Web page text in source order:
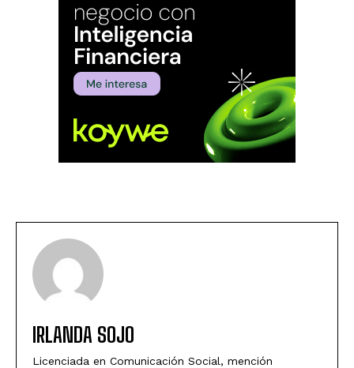
IRLANDA SOJO
Licenciada en Comunicación Social, mención